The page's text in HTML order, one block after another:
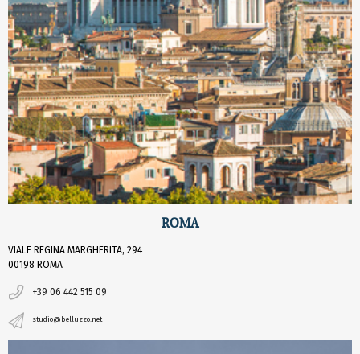
ROMA
VIALE REGINA MARGHERITA, 294
00198 ROMA
+39 06 442 515 09
studio@belluzzo.net